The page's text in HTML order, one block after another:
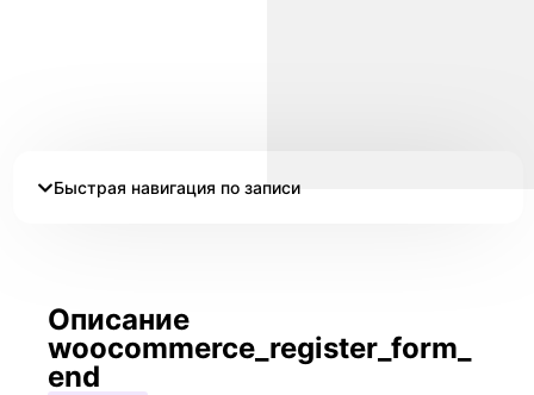
Быстрая навигация по записи
Описание
woocommerce_register_form_
end